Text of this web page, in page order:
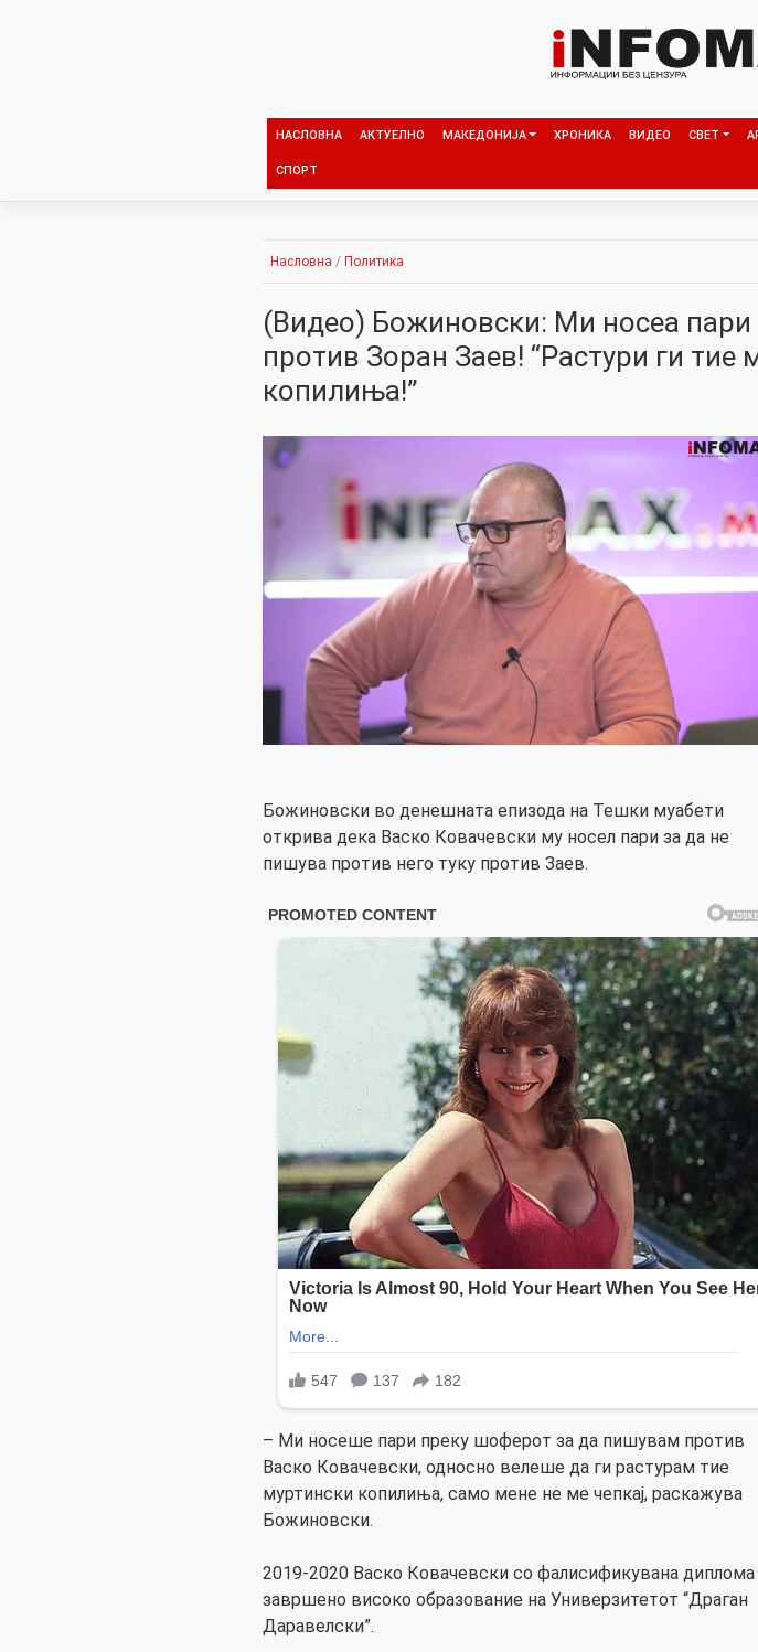
НАСЛОВНА АКТУЕЛНО МАКЕДОНИЈА ХРОНИКА ВИДЕО СВЕТ
СПОРТ
Насловна / Политика
(Видео) Божиновски: Ми носеа
против Зоран Заев! “Растури ги тие
копилиња!”
Божиновски во денешната епизода на Тешки муабети
открива дека Васко Ковачевски му носел пари за да не
пишува против него туку против Заев.
– Ми носеше пари преку шоферот за да пишувам против
Васко Ковачевски, односно велеше да ги растурам тие
муртински копилиња, само мене не ме чепкај, раскажува
Божиновски.
2019-2020 Васко Ковачевски со фалисификувана диплома
завршено високо образование на Универзитетот “Драган
Даравелски”.